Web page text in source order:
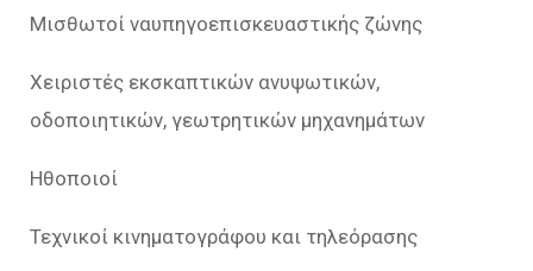
Μισθωτοί ναυπηγοεπισκευαστικής ζώνης
Χειριστές εκσκαπτικών ανυψωτικών,
οδοποιητικών, γεωτρητικών μηχανημάτων
Ηθοποιοί
Τεχνικοί κινηματογράφου και τηλεόρασης